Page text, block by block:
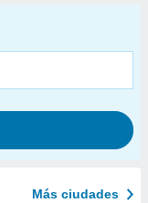
Más ciudades